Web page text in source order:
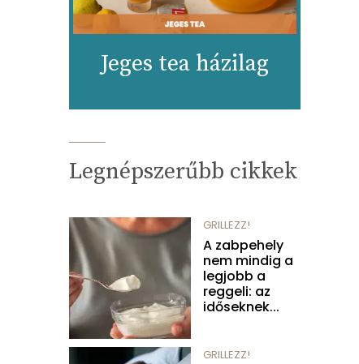
Jeges tea házilag
Legnépszerűbb cikkek
GRILLEZZ!
A zabpehely
nem mindig a
legjobb a
reggeli: az
időseknek...
GRILLEZZ!